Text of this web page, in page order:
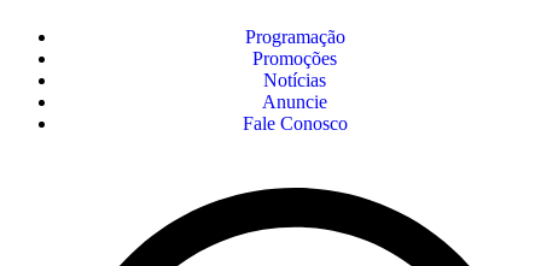
Programação
Promoções
Notícias
Anuncie
Fale Conosco